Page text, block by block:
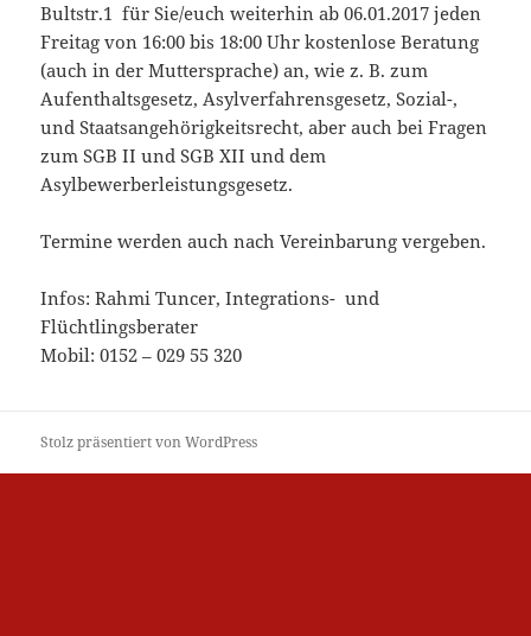
Bultstr.1 für Sie/euch weiterhin ab 06.01.2017 jeden
Freitag von 16:00 bis 18:00 Uhr kostenlose Beratung
(auch in der Muttersprache) an, wie z. B. zum
Aufenthaltsgesetz, Asylverfahrensgesetz, Sozial-,
und Staatsangehörigkeitsrecht, aber auch bei Fragen
zum SGB II und SGB XII und dem
Asylbewerberleistungsgesetz.
Termine werden auch nach Vereinbarung vergeben.
Infos: Rahmi Tuncer, Integrations- und
Flüchtlingsberater
Mobil: 0152 – 029 55 320
Stolz präsentiert von WordPress